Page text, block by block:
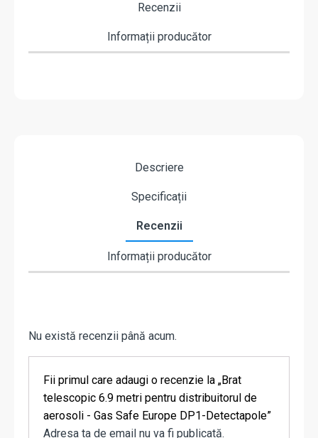
Recenzii
Informații producător
Descriere
Specificații
Recenzii
Informații producător
Nu există recenzii până acum.
Fii primul care adaugi o recenzie la „Brat
telescopic 6.9 metri pentru distribuitorul de
aerosoli - Gas Safe Europe DP1-Detectapole”
Adresa ta de email nu va fi publicată.